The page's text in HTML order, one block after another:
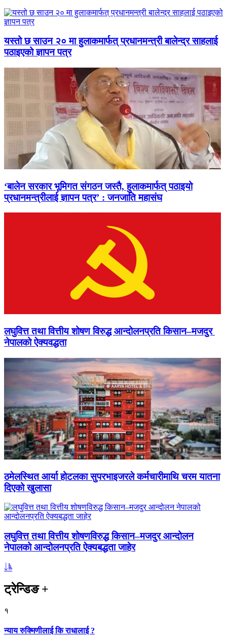
यस्तो छ साउन २० मा हुलाकमार्फत् प्रधानमन्त्री बालेन्द्र साहलाई
पठाइएको ज्ञापन पत्र
‘बालेन सरकार भूमिगत संगठन जस्तै, हुलाकमार्फत् पठाइयो
प्रधानमन्त्रीलाई ज्ञापन पत्र’ : जनजाति महासंघ
लघुवित्त तथा वित्तीय शोषण विरुद्ध आन्दोलनप्रति किसान–मजदुर
नेपालको ऐक्यवद्धता
ठमेलस्थित आर्या होटलका सुपरभाइजरले कर्मचारीमाथि चरम यातना
दिएको खुलासा
लघुवित्त तथा वित्तीय शोषणविरुद्ध किसान–मजदुर आन्दोलन
नेपालको आन्दोलनप्रति ऐक्यबद्धता जाहेर
ट्रेन्डिङ+
१
न्याय रुक्मिणीलाई कि राधालाई ?